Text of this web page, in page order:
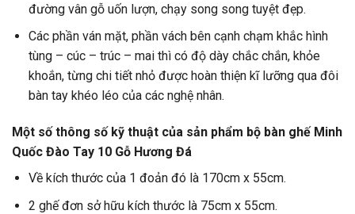
đường vân gỗ uốn lượn, chạy song song tuyệt đẹp.
Các phần ván mặt, phần vách bên cạnh chạm khắc hình
tùng – cúc – trúc – mai thì có độ dày chắc chắn, khỏe
khoắn, từng chi tiết nhỏ được hoàn thiện kĩ lưỡng qua đôi
bàn tay khéo léo của các nghệ nhân.
Một số thông số kỹ thuật của sản phẩm bộ bàn ghế Minh
Quốc Đào Tay 10 Gỗ Hương Đá
Về kích thước của 1 đoản đó là 170cm x 55cm.
2 ghế đơn sở hữu kích thước là 75cm x 55cm.